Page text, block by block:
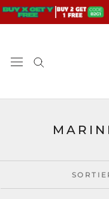
Zum
Inhalt